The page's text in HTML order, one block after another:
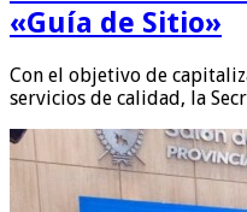
«Guía de Sitio»
Con el objetivo de
servicios de calidad, la